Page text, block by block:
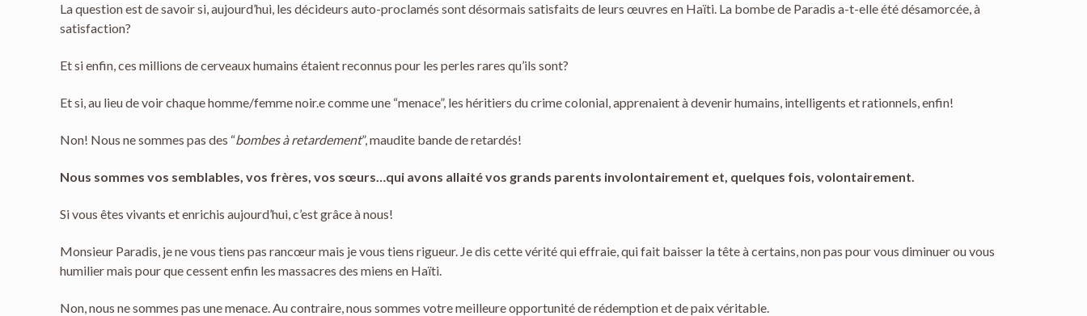
La question est de savoir si, aujourd’hui, les décideurs auto-proclamés sont désormais satisfaits de leurs œuvres en Haïti. La bombe de Paradis a-t-elle été désamorcée, à
satisfaction?
Et si enfin, ces millions de cerveaux humains étaient reconnus pour les perles rares qu’ils sont?
Et si, au lieu de voir chaque homme/femme noir.e comme une “menace”, les héritiers du crime colonial, apprenaient à devenir humains, intelligents et rationnels, enfin!
Non! Nous ne sommes pas des “bombes à retardement”, maudite bande de retardés!
Nous sommes vos semblables, vos frères, vos sœurs…qui avons allaité vos grands parents involontairement et, quelques fois, volontairement.
Si vous êtes vivants et enrichis aujourd’hui, c’est grâce à nous!
Monsieur Paradis, je ne vous tiens pas rancœur mais je vous tiens rigueur. Je dis cette vérité qui effraie, qui fait baisser la tête à certains, non pas pour vous diminuer ou vous
humilier mais pour que cessent enfin les massacres des miens en Haïti.
Non, nous ne sommes pas une menace. Au contraire, nous sommes votre meilleure opportunité de rédemption et de paix véritable.